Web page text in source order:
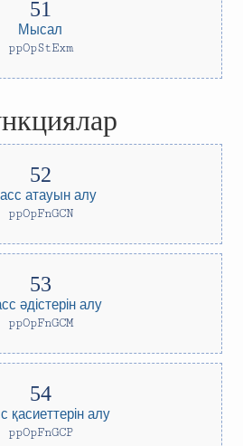
Мысал
ppOpStExm
атауын алу
ppOpFnGCN
әдістерін алу
ppOpFnGCM
қасиеттерін алу
ppOpFnGCP